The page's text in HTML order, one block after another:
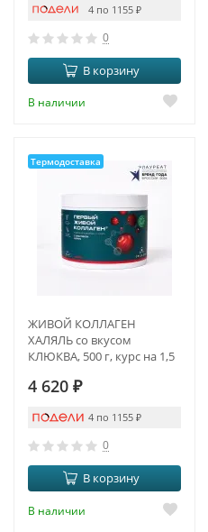
4 по 1155 ₽
0
В корзину
В наличии
Термодоставка
ЖИВОЙ КОЛЛАГЕН
ХАЛЯЛЬ со вкусом
КЛЮКВА, 500 г, курс на 1,5
4 620 ₽
4 по 1155 ₽
0
В корзину
В наличии